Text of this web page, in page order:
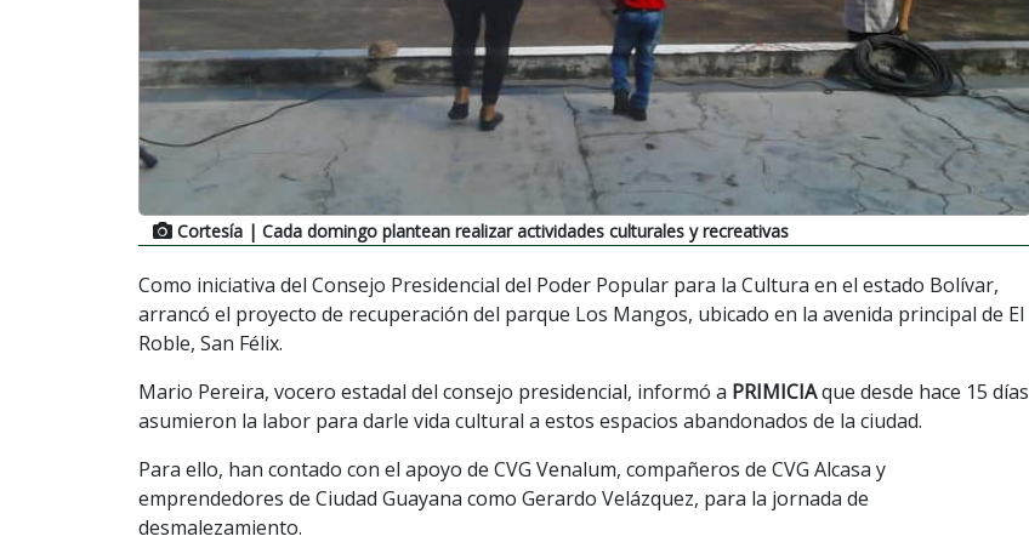
Cortesía | Cada domingo plantean realizar actividades culturales y recreativas
Como iniciativa del Consejo Presidencial del Poder Popular para la Cultura en el estado Bolívar,
arrancó el proyecto de recuperación del parque Los Mangos, ubicado en la avenida principal de El
Roble, San Félix.
Mario Pereira, vocero estadal del consejo presidencial, informó a PRIMICIAque desde hace 15 días
asumieron la labor para darle vida cultural a estos espacios abandonados de la ciudad.
Para ello, han contado con el apoyo de CVG Venalum, compañeros de CVG Alcasa y
emprendedores de Ciudad Guayana como Gerardo Velázquez, para la jornada de
desmalezamiento.